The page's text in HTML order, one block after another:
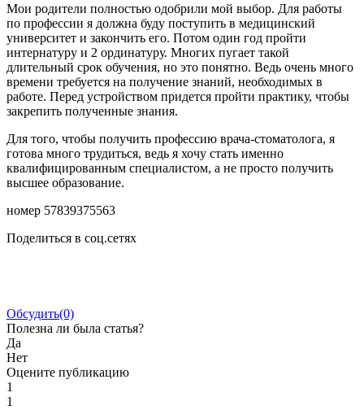
Мои родители полностью одобрили мой выбор. Для работы
по профессии я должна буду поступить в медицинский
университет и закончить его. Потом один год пройти
интернатуру и 2 ординатуру. Многих пугает такой
длительный срок обучения, но это понятно. Ведь очень много
времени требуется на получение знаний, необходимых в
работе. Перед устройством придется пройти практику, чтобы
закрепить полученные знания.
Для того, чтобы получить профессию врача-стоматолога, я
готова много трудиться, ведь я хочу стать именно
квалифицированным специалистом, а не просто получить
высшее образование.
номер 57839375563
Поделиться в соц.сетях
Обсудить(0)
Полезна ли была статья?
Да
Нет
Оцените публикацию
1
1